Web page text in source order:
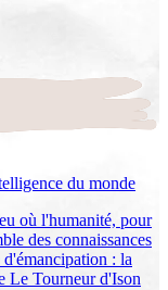
du monde
où l'humanité, pour
des connaissances
: la
Le Tourneur d'Ison